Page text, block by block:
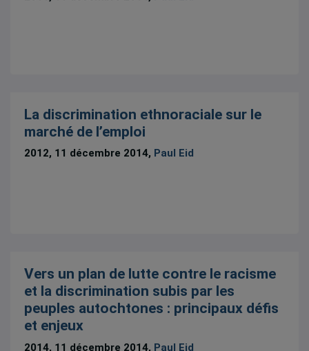
La discrimination ethnoraciale sur le
marché de l’emploi
2012, 11 décembre 2014, Paul Eid
Vers un plan de lutte contre le racisme
et la discrimination subis par les
peuples autochtones : principaux défis
et enjeux
2014, 11 décembre 2014, Paul Eid